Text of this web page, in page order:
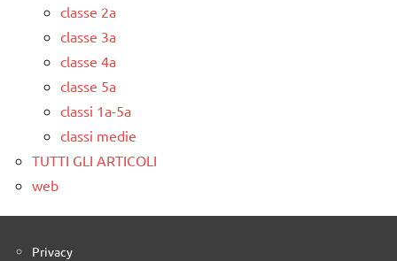
classe 2a
classe 3a
classe 4a
classe 5a
classi 1a-5a
classi medie
TUTTI GLI ARTICOLI
web
Privacy